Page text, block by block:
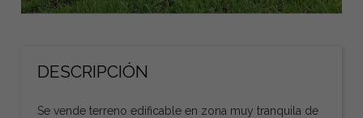
DESCRIPCIÓN
Se vende terreno edificable en zona muy tranquila de